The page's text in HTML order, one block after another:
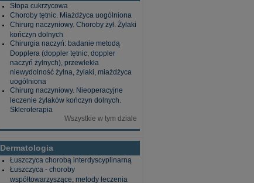
Stopa cukrzycowa
Choroby tętnic. Miażdżyca uogólniona
Chirurg naczyniowy. Choroby żył. Żylaki
kończyn dolnych
Chirurgia naczyń: badanie metodą
Dopplera (doppler tętnic, doppler
naczyń żylnych), przewlekła
niewydolność żylna, żylaki, miażdżyca
uogólniona
Chirurg naczyniowy. Nieoperacyjne
leczenie żylaków kończyn dolnych.
Skleroterapia
Wszystkie w tym dziale
Dermatologia
Łuszczyca chorobą interdyscyplinarną
Łuszczyca - choroby
współtowarzyszące, metody leczenia